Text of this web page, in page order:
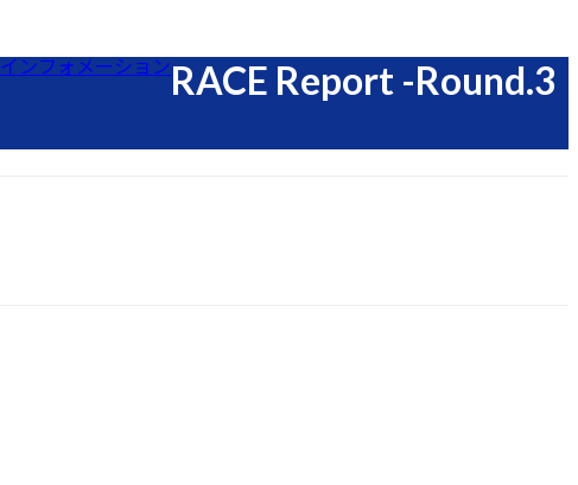
インフォメーションRACE Report -Round.3